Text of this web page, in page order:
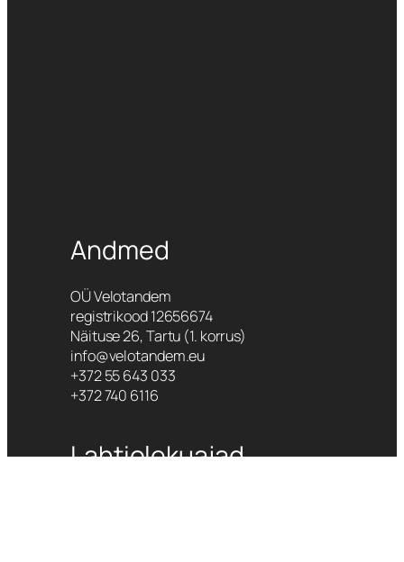
Andmed
OÜ Velotandem
registrikood 12656674
Näituse 26, Tartu (1. korrus)
info@velotandem.eu
+372 55 643 033
+372 740 6116
Lahtiolekuajad